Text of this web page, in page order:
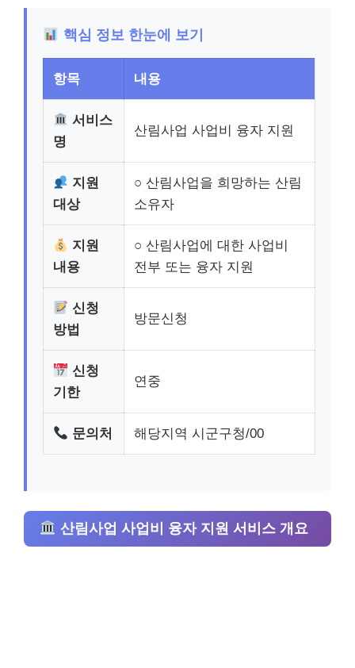
핵심 정보 한눈에 보기
항목 내용
서비스
명
산림사업 사업비 융자 지원
지원
대상
○ 산림사업을 희망하는 산림
소유자
지원
내용
○ 산림사업에 대한 사업비
전부 또는 융자 지원
신청
방법
방문신청
신청
기한
연중
문의처 해당지역 시군구청/00
산림사업 사업비 융자 지원 서비스 개요